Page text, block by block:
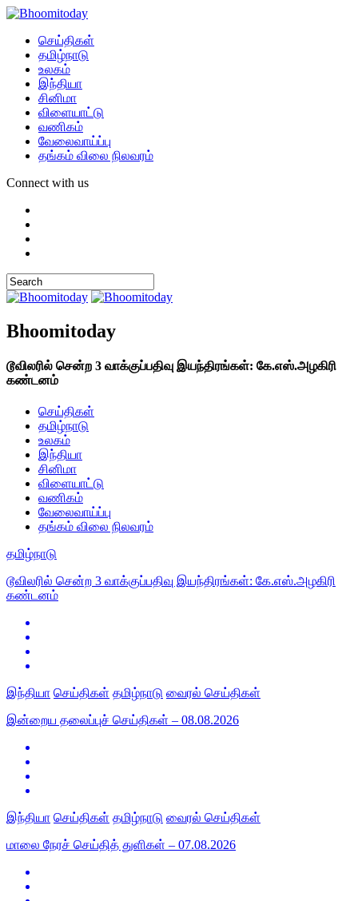
செய்திகள்
தமிழ்நாடு
உலகம்
இந்தியா
சினிமா
விளையாட்டு
வணிகம்
வேலைவாய்ப்பு
தங்கம் விலை நிலவரம்
Connect with us
Bhoomitoday
டூவிலரில் சென்ற 3 வாக்குப்பதிவு இயந்திரங்கள்: கே.எஸ்.அழகிரி
கண்டனம்
செய்திகள்
தமிழ்நாடு
உலகம்
இந்தியா
சினிமா
விளையாட்டு
வணிகம்
வேலைவாய்ப்பு
தங்கம் விலை நிலவரம்
தமிழ்நாடு
டூவிலரில் சென்ற 3 வாக்குப்பதிவு இயந்திரங்கள்: கே.எஸ்.அழகிரி
கண்டனம்
இந்தியா செய்திகள் தமிழ்நாடு வைரல் செய்திகள்
இன்றைய தலைப்புச் செய்திகள் – 08.08.2026
இந்தியா செய்திகள் தமிழ்நாடு வைரல் செய்திகள்
மாலை நேரச் செய்தித் துளிகள் – 07.08.2026